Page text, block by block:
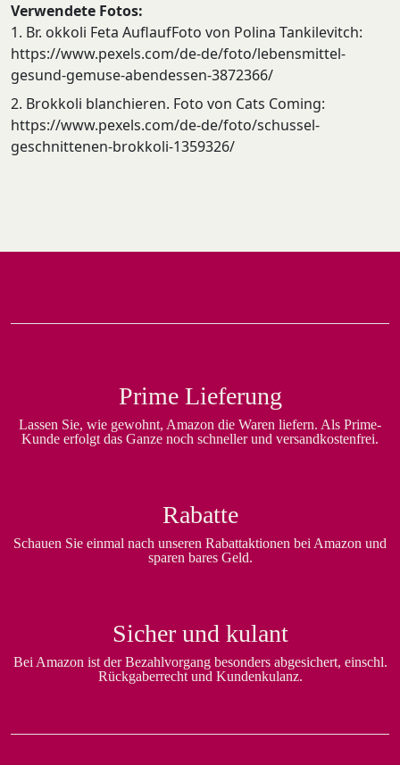
Verwendete Fotos:
1. Br. okkoli Feta AuflaufFoto von Polina Tankilevitch:
https://www.pexels.com/de-de/foto/lebensmittel-
gesund-gemuse-abendessen-3872366/
2. Brokkoli blanchieren. Foto von Cats Coming:
https://www.pexels.com/de-de/foto/schussel-
geschnittenen-brokkoli-1359326/
Prime Lieferung
Lassen Sie, wie gewohnt, Amazon die Waren liefern. Als Prime-
Kunde erfolgt das Ganze noch schneller und versandkostenfrei.
Rabatte
Schauen Sie einmal nach unseren Rabattaktionen bei Amazon und
sparen bares Geld.
Sicher und kulant
Bei Amazon ist der Bezahlvorgang besonders abgesichert, einschl.
Rückgaberrecht und Kundenkulanz.